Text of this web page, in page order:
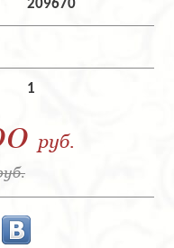
209670
1
руб.